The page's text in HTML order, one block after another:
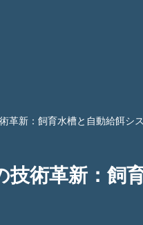
革新：飼育水槽と自動給餌シ
技術革新：飼